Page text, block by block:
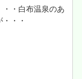
・・白布温泉のあ
・・